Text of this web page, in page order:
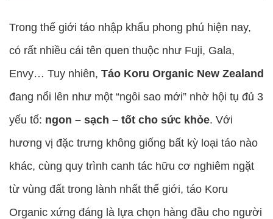
Trong thế giới táo nhập khẩu phong phú hiện nay,
có rất nhiều cái tên quen thuộc như Fuji, Gala,
Envy… Tuy nhiên, Táo Koru Organic New Zealand
đang nổi lên như một “ngôi sao mới” nhờ hội tụ đủ 3
yếu tố: ngon – sạch – tốt cho sức khỏe. Với
hương vị đặc trưng không giống bất kỳ loại táo nào
khác, cùng quy trình canh tác hữu cơ nghiêm ngặt
từ vùng đất trong lành nhất thế giới, táo Koru
Organic xứng đáng là lựa chọn hàng đầu cho người